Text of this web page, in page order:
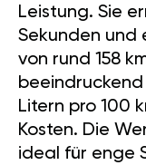
Leistung. Sie
Sekunden und
von rund 158
Litern pro 100
Kosten. Die
ideal für enge